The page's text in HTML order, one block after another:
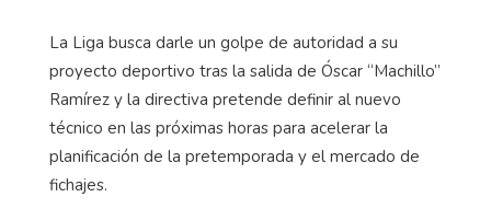
La Liga busca darle un golpe de autoridad a su
proyecto deportivo tras la salida de Óscar “Machillo”
Ramírez y la directiva pretende definir al nuevo
técnico en las próximas horas para acelerar la
planificación de la pretemporada y el mercado de
fichajes.